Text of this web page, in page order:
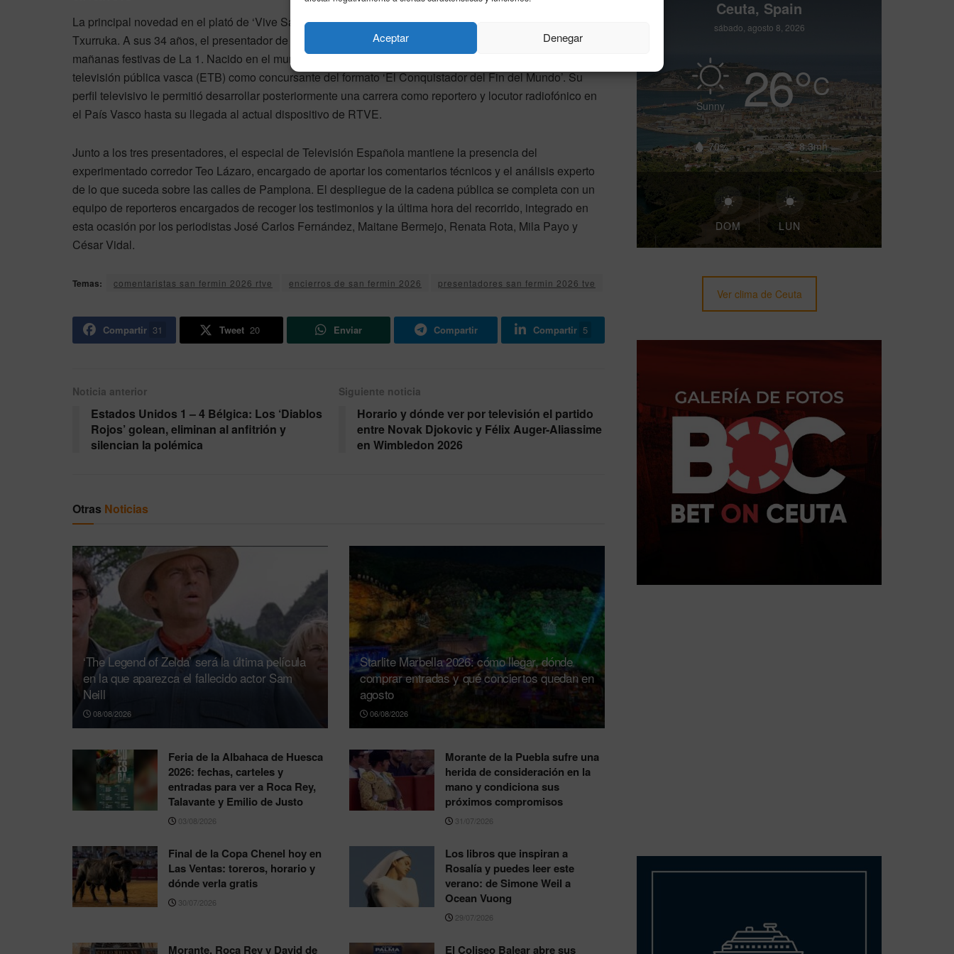
Aceptar Denegar
La principal novedad en el plató de ‘Vive San Fermín’ para esta edición es la incorporación de Egoitz
Txurruka. A sus 34 años, el presentador de ‘Trivial Pursuit’ asume por primera vez la conducción de las
mañanas festivas de La 1. Nacido en el municipio vizcaíno de Mallabia, Txurruka inició su andadura en la
televisión pública vasca (ETB) como concursante del formato ‘El Conquistador del Fin del Mundo’. Su
perfil televisivo le permitió desarrollar posteriormente una carrera como reportero y locutor radiofónico en
el País Vasco hasta su llegada al actual dispositivo de RTVE.
Junto a los tres presentadores, el especial de Televisión Española mantiene la presencia del
experimentado corredor Teo Lázaro, encargado de aportar los comentarios técnicos y el análisis experto
de lo que suceda sobre las calles de Pamplona. El despliegue de la cadena pública se completa con un
equipo de reporteros encargados de recoger los testimonios y la última hora del recorrido, integrado en
esta ocasión por los periodistas José Carlos Fernández, Maitane Bermejo, Renata Rota, Mila Payo y
César Vidal.
Temas: comentaristas san fermin 2026 rtve encierros de san fermin 2026 presentadores san fermin 2026 tve
Compartir 31 Tweet 20 Enviar Compartir Compartir 5
Noticia anterior
Estados Unidos 1 – 4 Bélgica: Los ‘Diablos
Rojos’ golean, eliminan al anfitrión y
silencian la polémica
Siguiente noticia
Horario y dónde ver por televisión el partido
entre Novak Djokovic y Félix Auger-Aliassime
en Wimbledon 2026
Otras Noticias
‘The Legend of Zelda’ será la última película
en la que aparezca el fallecido actor Sam
Neill
08/08/2026
Starlite Marbella 2026: cómo llegar, dónde
comprar entradas y qué conciertos quedan en
agosto
06/08/2026
Feria de la Albahaca de Huesca
2026: fechas, carteles y
entradas para ver a Roca Rey,
Talavante y Emilio de Justo
03/08/2026
Morante de la Puebla sufre una
herida de consideración en la
mano y condiciona sus
próximos compromisos
31/07/2026
Final de la Copa Chenel hoy en
Las Ventas: toreros, horario y
dónde verla gratis
30/07/2026
Los libros que inspiran a
Rosalía y puedes leer este
verano: de Simone Weil a
Ocean Vuong
29/07/2026
Morante, Roca Rey y David de El Coliseo Balear abre sus
Ceuta, Spain
sábado, agosto 8, 2026
Sunny 26°C
70% 8.3mh
DOM LUN
Ver clima de Ceuta